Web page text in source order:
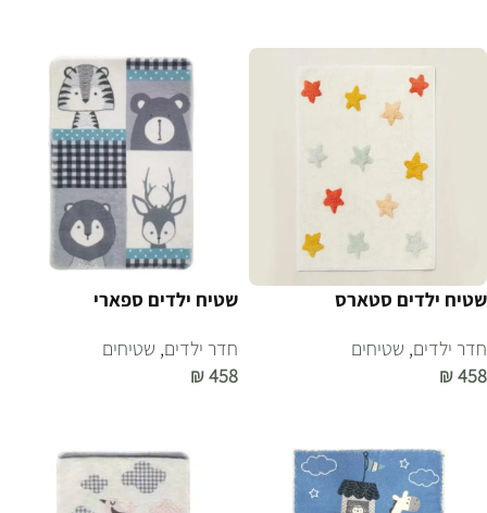
שטיח ילדים סטארס
חדר ילדים, שטיחים
₪458
שטיח ילדים ספארי
חדר ילדים, שטיחים
₪458